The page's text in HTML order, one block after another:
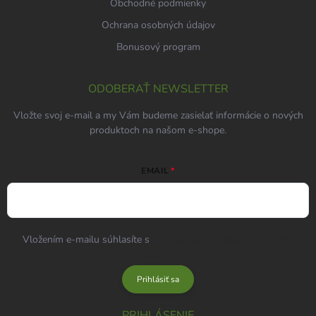
Obchodné podmienky
Ochrana osobných údajov
Bonusový program
ODOBERAŤ NEWSLETTER
Vložte svoj e-mail a my Vám budeme zasielať informácie o nových
produktoch na našom e-shope.
EMAIL
Vložením e-mailu súhlasíte s
Prihlásiť sa